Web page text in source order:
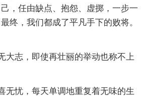
，任由缺点、抱怨、虚掷，一步一
终，我们都成了平凡手下的败将。
大志，即使再壮丽的举动也称不上
无忧，每天单调地重复着无味的生